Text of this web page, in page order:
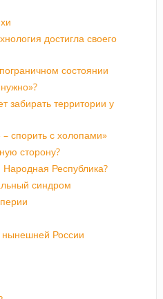
достигла своего
состоянии
забирать территории у
спорить с холопами»
сторону?
Народная Республика?
синдром
нынешней России